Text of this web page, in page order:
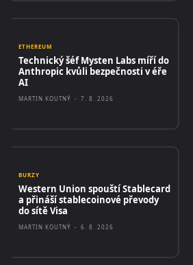
ETHEREUM
Technický šéf Mysten Labs míří do
Anthropic kvůli bezpečnosti v éře
AI
MARTIN KOUTNÝ - 7. 8. 2026
BURZY
Western Union spouští Stablecard
a přináší stablecoinové převody
do sítě Visa
MARTIN KOUTNÝ - 6. 8. 2026